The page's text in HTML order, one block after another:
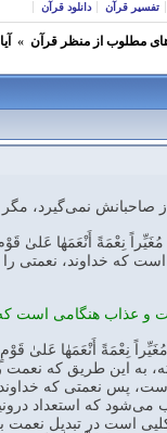
تفسیر قرآن دانلود قرآن
مطلوب از منظر قرآن »
صاحبانش نمى‌گيرد،
نِعْمَةً أَنْعَمَهٰا عَلىٰ قَوْمٍ
كه خداوند، نعمتى را
و عذاب هنگامى است
نِعْمَةً أَنْعَمَهٰا عَلىٰ
به اين طريق كه
پس نعمتى كه خداوند
مى‌شود كه استعداد
است در تبديل نعمت